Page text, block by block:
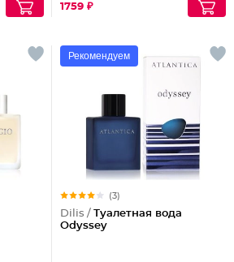
1759 ₽
Рекомендуем
(3)
Dilis / Туалетная вода
Odyssey